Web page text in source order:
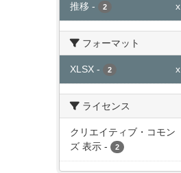
推移 - 2 x
フォーマット
XLSX - 2 x
ライセンス
クリエイティブ・コモン
ズ 表示 - 2